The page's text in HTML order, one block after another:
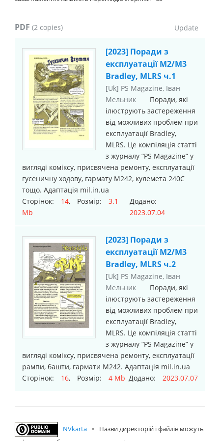
PDF (2 copies)
[2023] Поради з
експлуатації М2/М3
Bradley, MLRS ч.1
[Uk] PS Magazine, Іван
Мельник Поради, які
ілюструють застереження
від можливих проблем при
експлуатації Bradley,
MLRS. Це компіляція статті
з журналу “PS Magazine” у
вигляді коміксу, присвячена ремонту, експлуатації
гусеничну ходову, гармату М242, кулемета 240С
тощо. Адаптація mil.in.ua
Сторінок: 14, Розмір: 3.1
Mb
Додано:
2023.07.04
[2023] Поради з
експлуатації М2/М3
Bradley, MLRS ч.2
[Uk] PS Magazine, Іван
Мельник Поради, які
ілюструють застереження
від можливих проблем при
експлуатації Bradley,
MLRS. Це компіляція статті
з журналу “PS Magazine” у
вигляді коміксу, присвячена ремонту, експлуатації
рампи, башти, гармати М242. Адаптація mil.in.ua
Сторінок: 16, Розмір: 4 Mb Додано: 2023.07.07
NVkarta •
Назви директорій і файлів можуть